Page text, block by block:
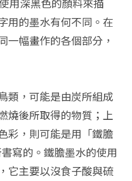
用的墨水有何不同。在
一幅畫作的各個部分，
類，可能是由炭所組成
燒後所取得的物質；上
彩，則可能是用「鐵膽
寫的。鐵膽墨水的使用
它主要以沒食子酸與硫